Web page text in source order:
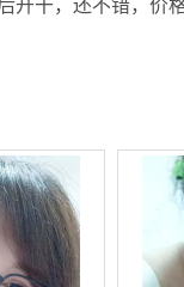
开干，还不错，价